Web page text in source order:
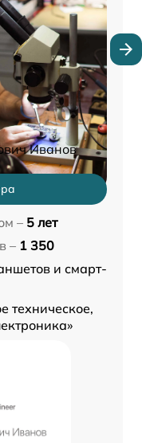
Иванов
– 5 лет
– 1 350
и смарт-
техническое,